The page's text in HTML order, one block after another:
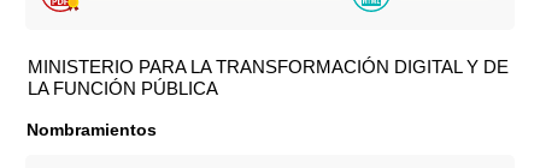
MINISTERIO PARA LA TRANSFORMACIÓN DIGITAL Y DE
LA FUNCIÓN PÚBLICA
Nombramientos